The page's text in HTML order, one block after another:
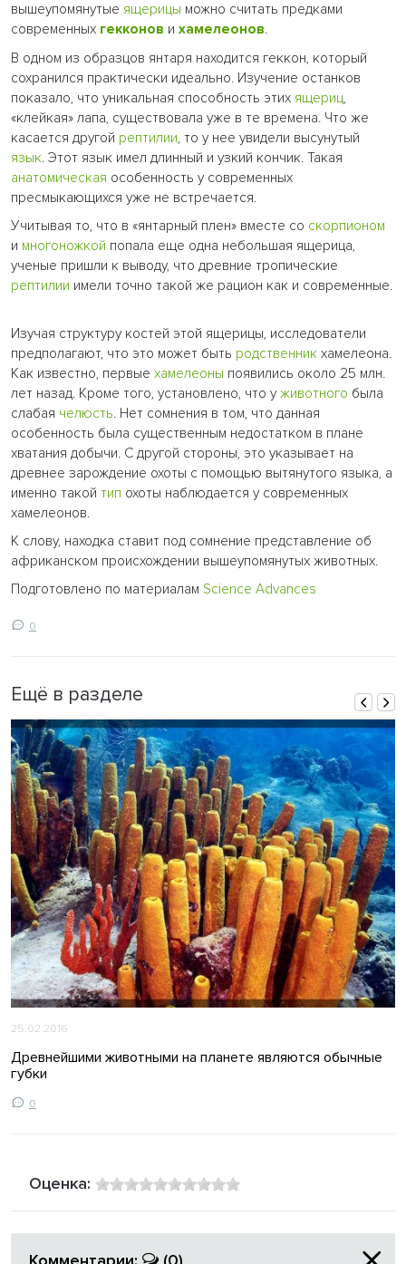
вышеупомянутые ящерицы можно считать предками
современных гекконов и хамелеонов.
В одном из образцов янтаря находится геккон, который
сохранился практически идеально. Изучение останков
показало, что уникальная способность этих ящериц,
«клейкая» лапа, существовала уже в те времена. Что же
касается другой рептилии, то у нее увидели высунутый
язык. Этот язык имел длинный и узкий кончик. Такая
анатомическая особенность у современных
пресмыкающихся уже не встречается.
Учитывая то, что в «янтарный плен» вместе со скорпионом
и многоножкой попала еще одна небольшая ящерица,
ученые пришли к выводу, что древние тропические
рептилии имели точно такой же рацион как и современные.
Изучая структуру костей этой ящерицы, исследователи
предполагают, что это может быть родственник хамелеона.
Как известно, первые хамелеоны появились около 25 млн.
лет назад. Кроме того, установлено, что уживотного была
слабая челюсть. Нет сомнения в том, что данная
особенность была существенным недостатком в плане
хватания добычи. С другой стороны, это указывает на
древнее зарождение охоты с помощью вытянутого языка, а
именно такой тип охоты наблюдается у современных
хамелеонов.
К слову, находка ставит под сомнение представление об
африканском происхождении вышеупомянутых животных.
Подготовлено по материалам Science Advances
0
Ещё в разделе
25.02.2016
Древнейшими животными на планете являются обычные
губки
0
Оценка: